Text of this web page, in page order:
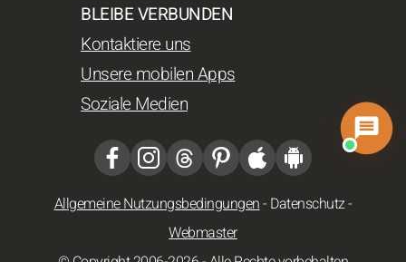
BLEIBE VERBUNDEN
Kontaktiere uns
Unsere mobilen Apps
Soziale Medien
Allgemeine Nutzungsbedingungen- Datenschutz-
Webmaster